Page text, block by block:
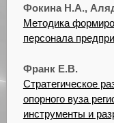
Фокина Н.А.,
Методика
персонала
Франк Е.В.
Стратегическое
опорного вуза
инструменты и